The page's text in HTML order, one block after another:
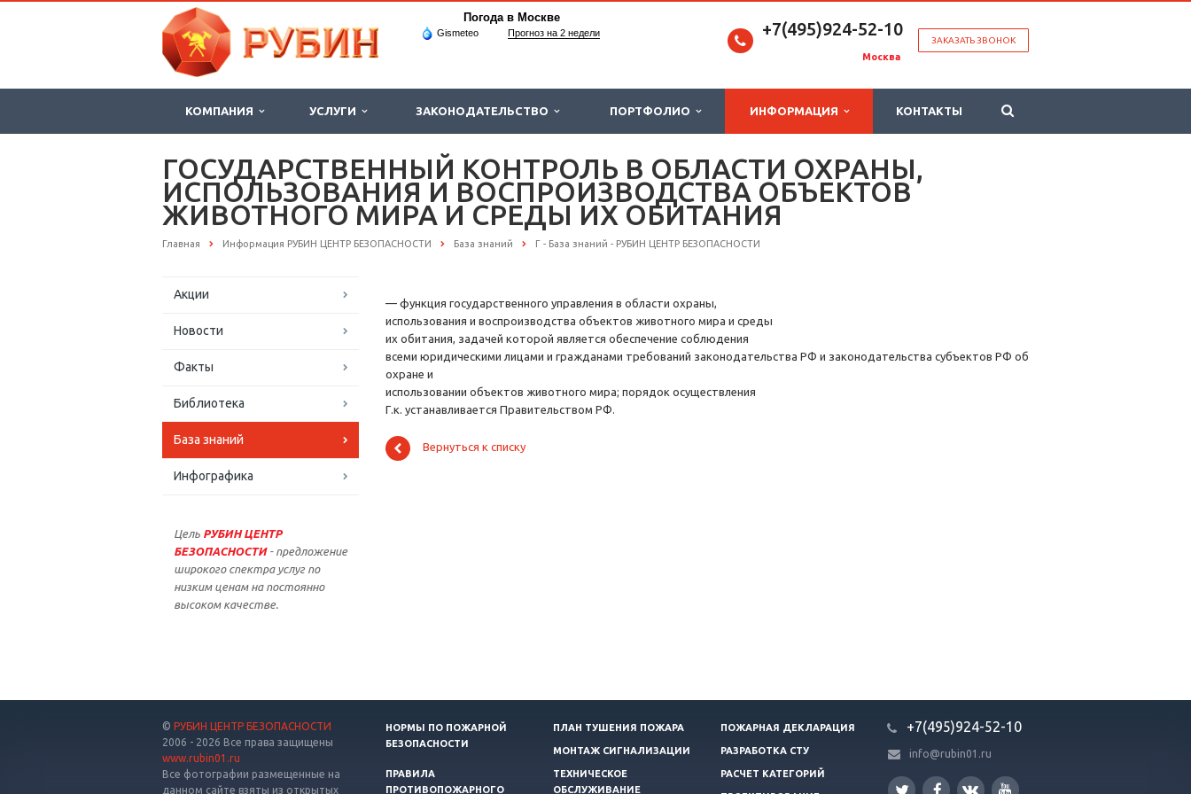
Погода в Москве
Gismeteo Прогноз на 2 недели
ЗАКАЗАТЬ ЗВОНОК
+7(495)924-52-10
Москва
КОМПАНИЯ УСЛУГИ ЗАКОНОДАТЕЛЬСТВО ПОРТФОЛИО ИНФОРМАЦИЯ КОНТАКТЫ
ГОСУДАРСТВЕННЫЙ КОНТРОЛЬ В ОБЛАСТИ ОХРАНЫ,
ИСПОЛЬЗОВАНИЯ И ВОСПРОИЗВОДСТВА ОБЪЕКТОВ
ЖИВОТНОГО МИРА И СРЕДЫ ИХ ОБИТАНИЯ
Главная Информация РУБИН ЦЕНТР БЕЗОПАСНОСТИ База знаний Г - База знаний - РУБИН ЦЕНТР БЕЗОПАСНОСТИ
Акции
Новости
Факты
Библиотека
База знаний
Инфографика
Цель РУБИН ЦЕНТР
БЕЗОПАСНОСТИ - предложение
широкого спектра услуг по
низким ценам на постоянно
высоком качестве.
— функция государственного управления в области охраны,
использования и воспроизводства объектов животного мира и среды
их обитания, задачей которой является обеспечение соблюдения
всеми юридическими лицами и гражданами требований законодательства РФ и законодательства субъектов РФ об
охране и
использовании объектов животного мира; порядок осуществления
Г.к. устанавливается Правительством РФ.
Вернуться к списку
© РУБИН ЦЕНТР БЕЗОПАСНОСТИ
2006 - 2026 Все права защищены
www.rubin01.ru
Все фотографии размещенные на
данном сайте взяты из открытых
НОРМЫ ПО ПОЖАРНОЙ
БЕЗОПАСНОСТИ
ПЛАН ТУШЕНИЯ ПОЖАРА ПОЖАРНАЯ ДЕКЛАРАЦИЯ
МОНТАЖ СИГНАЛИЗАЦИИ РАЗРАБОТКА СТУ
ПРАВИЛА
ПРОТИВОПОЖАРНОГО
ТЕХНИЧЕСКОЕ
ОБСЛУЖИВАНИЕ
РАСЧЕТ КАТЕГОРИЙ
+7(495)924-52-10
info@rubin01.ru